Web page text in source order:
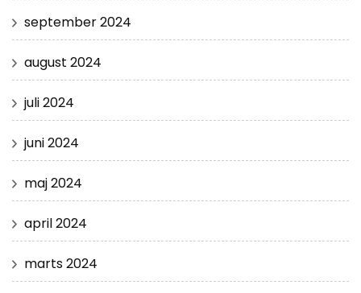
september 2024
august 2024
juli 2024
juni 2024
maj 2024
april 2024
marts 2024